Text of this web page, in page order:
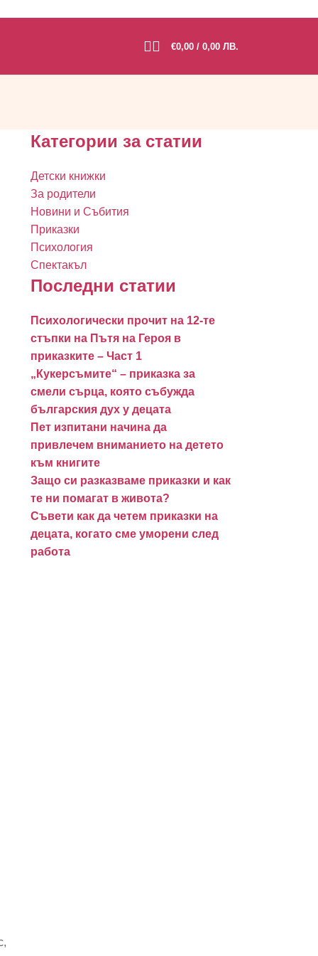
€0,00 / 0,00 ЛВ.
Категории за статии
Детски книжки
За родители
Новини и Събития
Приказки
Психология
Спектакъл
Последни статии
Психологически прочит на 12-те
стъпки на Пътя на Героя в
приказките – Част 1
„Кукерсъмите“ – приказка за
смели сърца, която събужда
българския дух у децата
Пет изпитани начина да
привлечем вниманието на детето
към книгите
Защо си разказваме приказки и как
те ни помагат в живота?
Съвети как да четем приказки на
децата, когато сме уморени след
работа